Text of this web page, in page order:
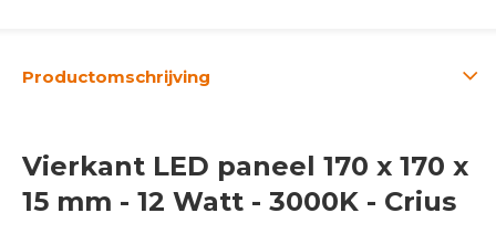
Productomschrijving
Vierkant LED paneel 170 x 170 x
15 mm - 12 Watt - 3000K - Crius